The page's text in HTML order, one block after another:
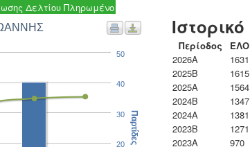
Δελτίου Πληρωμένο
20
30
40
50
Παρτίδες
Ιστορικό
Περίοδος ΕΛΟ
2026A
1631
2025B
1615
2025A
1564
2024B
1347
2024A
1381
2023B
1271
2023Α
970